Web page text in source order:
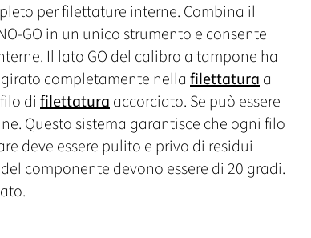
per filettature interne. Combina il
GO in un unico strumento e consente
Il lato GO del calibro a tampone ha
completamente nella filettaturaa
di filettaturaaccorciato. Se può essere
Questo sistema garantisce che ogni filo
deve essere pulito e privo di residui
componente devono essere di 20 gradi.